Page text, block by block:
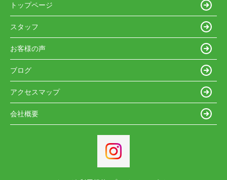
トップページ
スタッフ
お客様の声
ブログ
アクセスマップ
会社概要